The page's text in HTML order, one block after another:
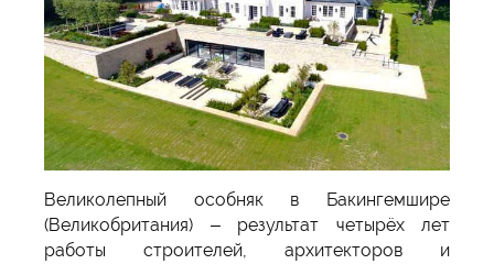
Великолепный особняк в Бакингемшире
(Великобритания) – результат четырёх лет
работы строителей, архитекторов и